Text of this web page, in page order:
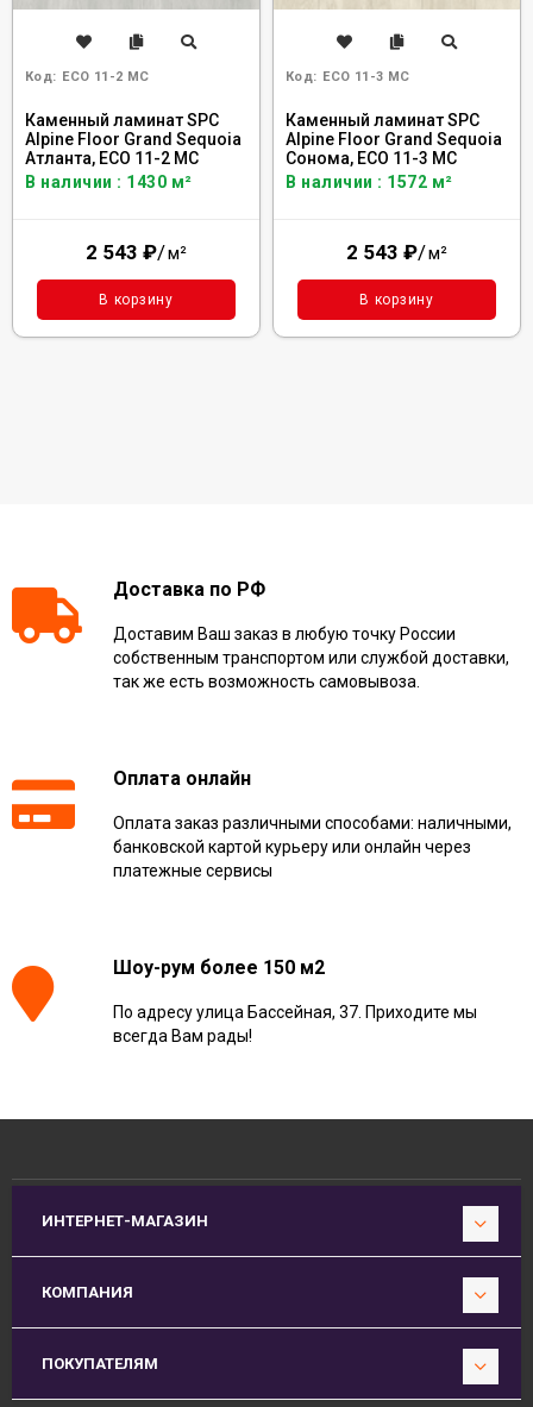
Код: ECO 11-2 MC
Каменный ламинат SPC
Alpine Floor Grand Sequoia
Атланта, ECO 11-2 MC
В наличии : 1430 м²
2 543 ₽/м²
В корзину
Код: ECO 11-3 MC
Каменный ламинат SPC
Alpine Floor Grand Sequoia
Сонома, ECO 11-3 MC
В наличии : 1572 м²
2 543 ₽/м²
В корзину
Доставка по РФ
Доставим Ваш заказ в любую точку России
собственным транспортом или службой доставки,
так же есть возможность самовывоза.
Оплата онлайн
Оплата заказ различными способами: наличными,
банковской картой курьеру или онлайн через
платежные сервисы
Шоу-рум более 150 м2
По адресу улица Бассейная, 37. Приходите мы
всегда Вам рады!
ИНТЕРНЕТ-МАГАЗИН
КОМПАНИЯ
ПОКУПАТЕЛЯМ